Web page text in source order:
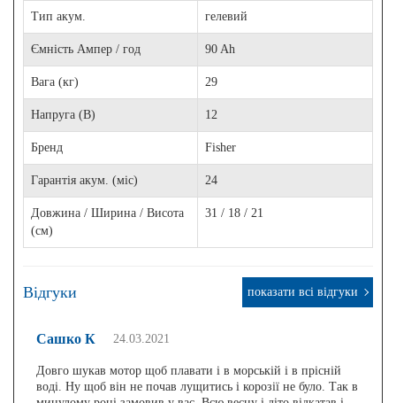
Тип акум. гелевий
Ємність Ампер / год 90 Ah
Вага (кг) 29
Напруга (В) 12
Бренд Fisher
Гарантія акум. (міс) 24
Довжина / Ширина / Висота
(см)
31 / 18 / 21
Відгуки показати всі відгуки
Сашко К 24.03.2021
Довго шукав мотор щоб плавати і в морській і в прісній
воді. Ну щоб він не почав лущитись і корозії не було. Так в